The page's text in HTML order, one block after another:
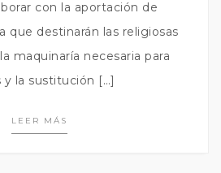
con la aportación de
que destinarán las religiosas
maquinaría necesaria para
la sustitución […]
LEER MÁS